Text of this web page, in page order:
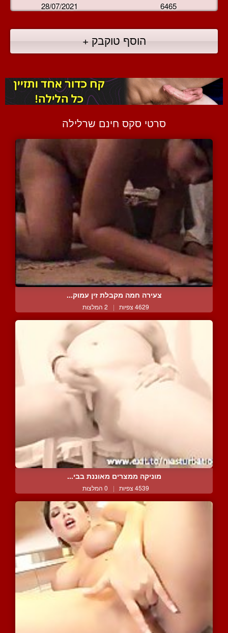
28/07/2021 6465
הוסף טוקבק +
סרטי סקס חינם שרלילה
צעירה חמה מקבלת זין עמוק...
4629 צפיות | 2 המלצות
מוניקה ממצרים מאוננת בבי...
4539 צפיות | 0 המלצות